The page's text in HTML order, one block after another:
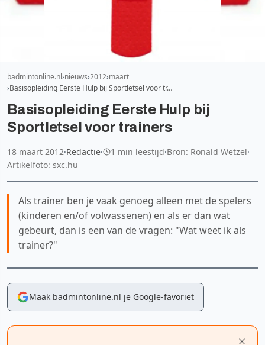
badmintonline.nl nieuws 2012 maart
Basisopleiding Eerste Hulp bij Sportletsel voor tr…
Basisopleiding Eerste Hulp bij
Sportletsel voor trainers
18 maart 2012·Redactie· 1 min leestijd·Bron: Ronald Wetzel·
Artikelfoto: sxc.hu
Als trainer ben je vaak genoeg alleen met de spelers
(kinderen en/of volwassenen) en als er dan wat
gebeurt, dan is een van de vragen: "Wat weet ik als
trainer?"
Maak badmintonline.nl je Google-favoriet